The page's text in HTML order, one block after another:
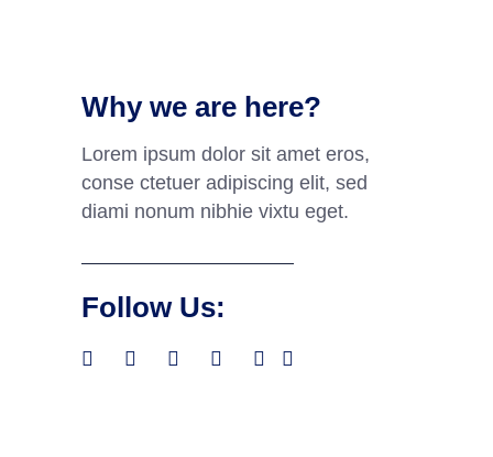
Why we are here?
Lorem ipsum dolor sit amet eros,
conse ctetuer adipiscing elit, sed
diami nonum nibhie vixtu eget.
Follow Us: